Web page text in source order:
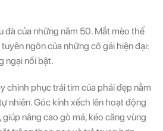
đà của những năm 50. Mắt mèo thế
ngôn của những cô gái hiện đại:
ngại nổi bật.
chinh phục trái tim của phái đẹp nằm
nhiên. Góc kính xếch lên hoạt động
nâng cao gò má, kéo căng vùng